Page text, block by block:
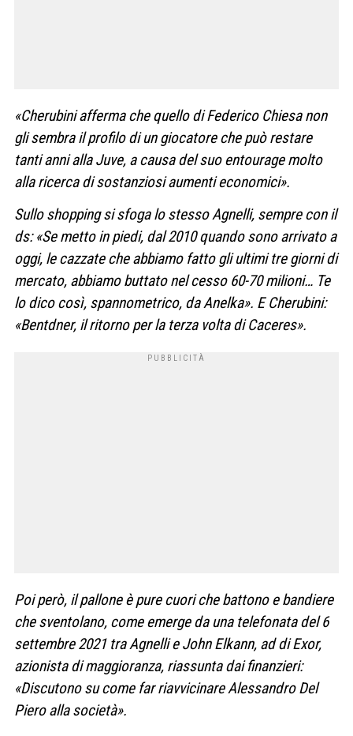
«Cherubini afferma che quello di Federico Chiesa non
gli sembra il profilo di un giocatore che può restare
tanti anni alla Juve, a causa del suo entourage molto
alla ricerca di sostanziosi aumenti economici».
Sullo shopping si sfoga lo stesso Agnelli, sempre con il
ds: «Se metto in piedi, dal 2010 quando sono arrivato a
oggi, le cazzate che abbiamo fatto gli ultimi tre giorni di
mercato, abbiamo buttato nel cesso 60-70 milioni… Te
lo dico così, spannometrico, da Anelka». E Cherubini:
«Bentdner, il ritorno per la terza volta di Caceres».
Poi però, il pallone è pure cuori che battono e bandiere
che sventolano, come emerge da una telefonata del 6
settembre 2021 tra Agnelli e John Elkann, ad di Exor,
azionista di maggioranza, riassunta dai finanzieri:
«Discutono su come far riavvicinare Alessandro Del
Piero alla società».